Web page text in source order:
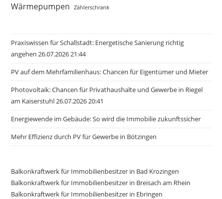
Wärmepumpen Zählerschrank
Praxiswissen für Schallstadt: Energetische Sanierung richtig
angehen 26.07.2026 21:44
PV auf dem Mehrfamilienhaus: Chancen für Eigentümer und Mieter
Photovoltaik: Chancen für Privathaushalte und Gewerbe in Riegel
am Kaiserstuhl 26.07.2026 20:41
Energiewende im Gebäude: So wird die Immobilie zukunftssicher
Mehr Effizienz durch PV für Gewerbe in Bötzingen
Balkonkraftwerk für Immobilienbesitzer in Bad Krozingen
Balkonkraftwerk für Immobilienbesitzer in Breisach am Rhein
Balkonkraftwerk für Immobilienbesitzer in Ebringen